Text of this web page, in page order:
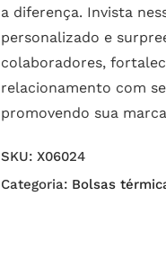
a diferença. Invista
personalizado e
colaboradores,
relacionamento com
promovendo sua
SKU: X06024
Categoria: Bolsas